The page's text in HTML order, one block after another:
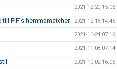
2021-12-20 15:05
FIF´s hemmamatcher 2021-12-16 14:45
2021-11-24 07:16
2021-11-08 07:14
2021-10-02 16:05